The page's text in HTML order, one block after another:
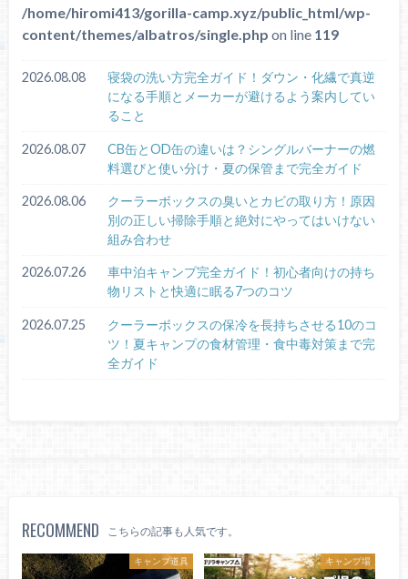
/home/hiromi413/gorilla-camp.xyz/public_html/wp-
content/themes/albatros/single.php on line 119
2026.08.08
寝袋の洗い方完全ガイド！ダウン・化繊で真逆
になる手順とメーカーが避けるよう案内してい
ること
2026.08.07
CB缶とOD缶の違いは？シングルバーナーの燃
料選びと使い分け・夏の保管まで完全ガイド
2026.08.06
クーラーボックスの臭いとカビの取り方！原因
別の正しい掃除手順と絶対にやってはいけない
組み合わせ
2026.07.26
車中泊キャンプ完全ガイド！初心者向けの持ち
物リストと快適に眠る7つのコツ
2026.07.25
クーラーボックスの保冷を長持ちさせる10のコ
ツ！夏キャンプの食材管理・食中毒対策まで完
全ガイド
RECOMMEND こちらの記事も人気です。
キャンプ道具 キャンプ場